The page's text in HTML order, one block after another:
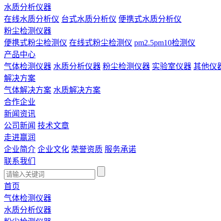
水质分析仪器
在线水质分析仪 台式水质分析仪 便携式水质分析仪
粉尘检测仪器
便携式粉尘检测仪 在线式粉尘检测仪 pm2.5pm10检测仪
产品中心
气体检测仪器 水质分析仪器 粉尘检测仪器 实验室仪器 其他仪
解决方案
气体解决方案 水质解决方案
合作企业
新闻资讯
公司新闻 技术文章
走进赢润
企业简介 企业文化 荣誉资质 服务承诺
联系我们
首页
气体检测仪器
水质分析仪器